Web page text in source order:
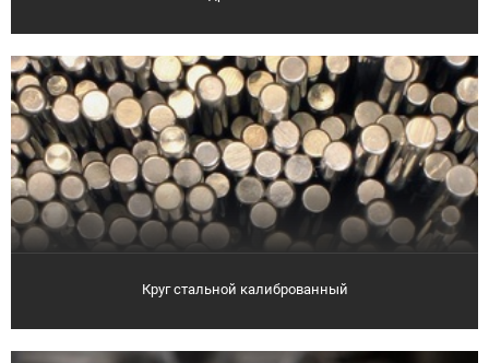
Круг стальной калиброванный